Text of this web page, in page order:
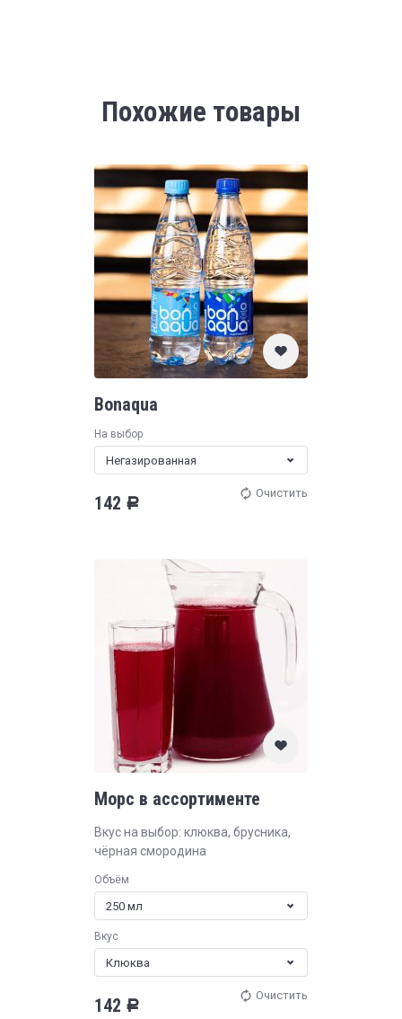
Похожие товары
Bonaqua
На выбор
Негазированная
Очистить
142 Р
Морс в ассортименте
Вкус на выбор: клюква, брусника,
чёрная смородина
Объём
250 мл
Вкус
Клюква
Очистить
142 Р